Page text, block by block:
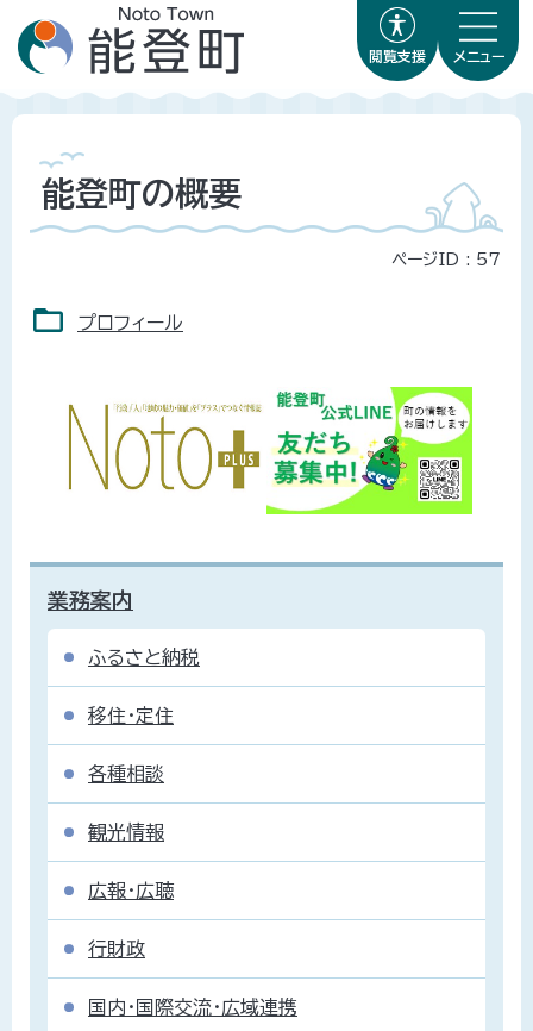
閲覧支援 メニュー
能登町の概要
ページID : 57
プロフィール
業務案内
ふるさと納税
移住・定住
各種相談
観光情報
広報・広聴
行財政
国内・国際交流・広域連携